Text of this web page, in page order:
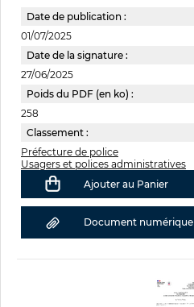
Date de publication :
01/07/2025
Date de la signature :
27/06/2025
Poids du PDF (en ko) :
258
Classement :
Préfecture de police
Usagers et polices administratives
Ajouter au Panier
Document numérique